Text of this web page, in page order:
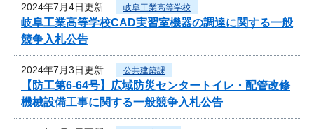
2024年7月4日更新 岐阜工業高等学校
岐阜工業高等学校CAD実習室機器の調達に関する一般
競争入札公告
2024年7月3日更新 公共建築課
【防工第6-64号】広域防災センタートイレ・配管改修
機械設備工事に関する一般競争入札公告